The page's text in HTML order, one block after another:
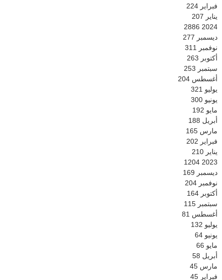
فبراير 224
يناير 207
2024
2886
ديسمبر 277
نوفمبر
311
أكتوبر 263
سبتمبر 253
أغسطس 204
يوليو 321
يونيو 300
مايو 192
أبريل 188
مارس 165
فبراير 202
يناير 210
2023
1204
ديسمبر 169
نوفمبر 204
أكتوبر 164
سبتمبر 115
أغسطس 81
يوليو 132
يونيو 64
مايو 66
أبريل 58
مارس 45
فبراير 45